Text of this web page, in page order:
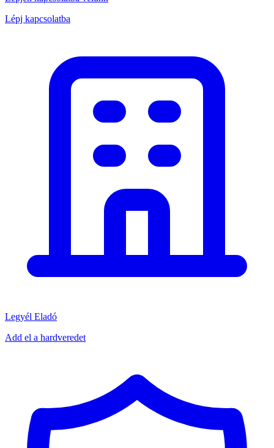
Lépj kapcsolatba
Legyél Eladó
Add el a hardveredet